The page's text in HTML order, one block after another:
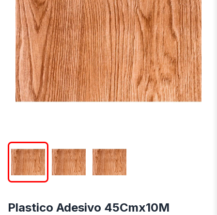
Plastico Adesivo 45Cmx10M